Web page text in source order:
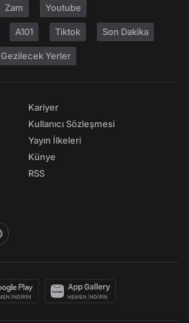
Zam Youtube
A101 Tiktok Son Dakika
Gezilecek Yerler
Kariyer
Kullanıcı Sözleşmesi
Yayın İlkeleri
Künye
RSS